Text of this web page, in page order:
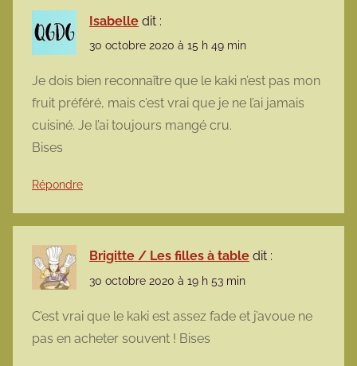
Isabelle dit :
30 octobre 2020 à 15 h 49 min
Je dois bien reconnaître que le kaki n’est pas mon
fruit préféré, mais c’est vrai que je ne l’ai jamais
cuisiné. Je l’ai toujours mangé cru.
Bises
Répondre
Brigitte / Les filles à table dit :
30 octobre 2020 à 19 h 53 min
C’est vrai que le kaki est assez fade et j’avoue ne
pas en acheter souvent ! Bises